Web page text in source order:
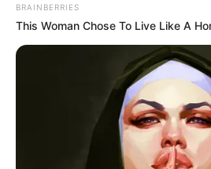
BRAINBERRIES
This Woman Chose To Live Like A